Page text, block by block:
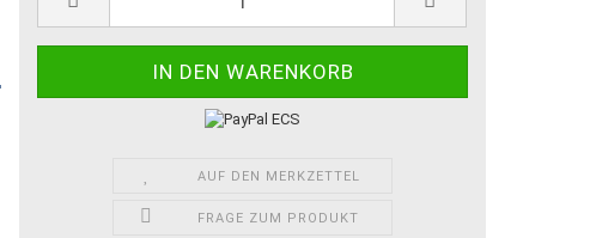
AUF DEN MERKZETTEL
FRAGE ZUM PRODUKT